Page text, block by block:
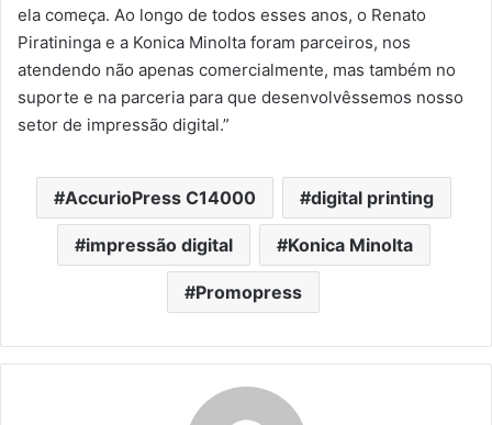
ela começa. Ao longo de todos esses anos, o Renato
Piratininga e a Konica Minolta foram parceiros, nos
atendendo não apenas comercialmente, mas também no
suporte e na parceria para que desenvolvêssemos nosso
setor de impressão digital.”
AccurioPress C14000 digital printing
impressão digital Konica Minolta
Promopress